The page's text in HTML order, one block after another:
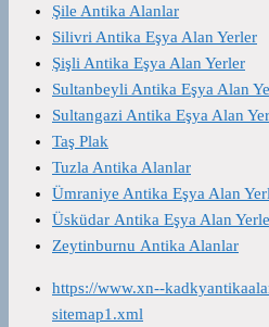
Şile Antika Alanlar
Silivri Antika Eşya Alan Yerler
Şişli Antika Eşya Alan Yerler
Sultanbeyli Antika Eşya Alan
Sultangazi Antika Eşya Alan
Taş Plak
Tuzla Antika Alanlar
Ümraniye Antika Eşya Alan
Üsküdar Antika Eşya Alan
Zeytinburnu Antika Alanlar
https://www.xn--
sitemap1.xml